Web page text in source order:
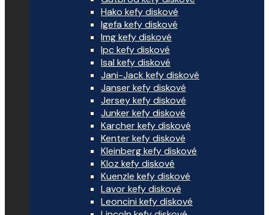
Hako kefy diskové
Igefa kefy diskové
Img kefy diskové
Ipc kefy diskové
Isal kefy diskové
Jani-Jack kefy diskové
Janser kefy diskové
Jersey kefy diskové
Junker kefy diskové
Karcher kefy diskové
Kenter kefy diskové
Kleinberg kefy diskové
Kloz kefy diskové
Kuenzle kefy diskové
Lavor kefy diskové
Leoncini kefy diskové